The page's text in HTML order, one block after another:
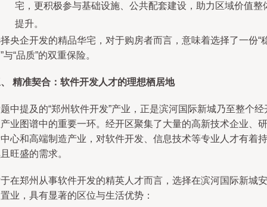
宅，更积极参与基础设施、公共配套建设，助力区域价值整
提升。
央企开发的精品华宅，对于购房者而言，意味着选择了一份“
与“品质”的双重保险。
精准契合：软件开发人才的理想栖居地
中提及的“郑州软件开发”产业，正是滨河国际新城乃至整个经
业图谱中的重要一环。经开区聚集了大量的高新技术企业、研
心和高端制造产业，对软件开发、信息技术等专业人才有着持
旺盛的需求。
在郑州从事软件开发的精英人才而言，选择在滨河国际新城安
业，具有显著的区位与生活优势：